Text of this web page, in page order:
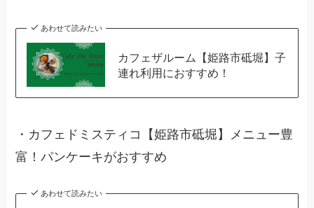
あわせて読みたい
カフェザルーム【姫路市砥堀】子
連れ利用におすすめ！
・ カフェドミスティコ【姫路市砥堀】メニュー豊
富！パンケーキがおすすめ
あわせて読みたい